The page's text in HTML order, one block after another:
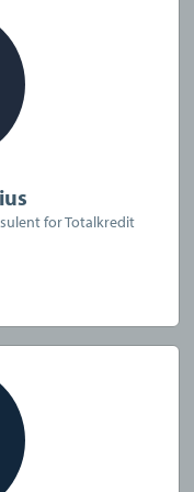
mange års erfaring i
kontrakter og
trådene
er altid klar på kontoret
og bruger
boligsnak,
et kommende
for Totalkredit